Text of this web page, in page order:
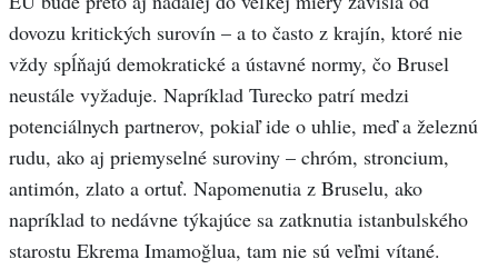
dovozu kritických surovín – a to často z krajín, ktoré nie
vždy spĺňajú demokratické a ústavné normy, čo Brusel
neustále vyžaduje. Napríklad Turecko patrí medzi
potenciálnych partnerov, pokiaľ ide o uhlie, meď a železnú
rudu, ako aj priemyselné suroviny – chróm, stroncium,
antimón, zlato a ortuť. Napomenutia z Bruselu, ako
napríklad to nedávne týkajúce sa zatknutia istanbulského
starostu Ekrema Imamoğlua, tam nie sú veľmi vítané.